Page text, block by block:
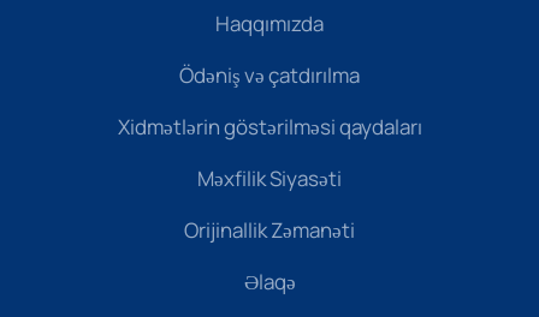
Haqqımızda
Ödəniş və çatdırılma
Xidmətlərin göstərilməsi qaydaları
Məxfilik Siyasəti
Orijinallik Zəmanəti
Əlaqə